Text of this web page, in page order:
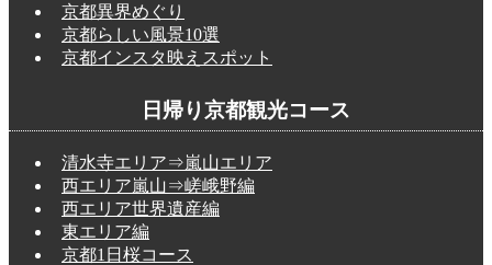
京都異界めぐり
京都らしい風景10選
京都インスタ映えスポット
日帰り京都観光コース
清水寺エリア⇒嵐山エリア
西エリア嵐山⇒嵯峨野編
西エリア世界遺産編
東エリア編
京都1日桜コース